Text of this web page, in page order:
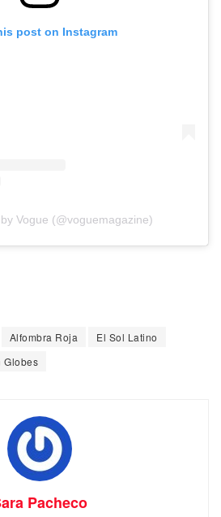
post on Instagram
Vogue (@voguemagazine)
Alfombra Roja
El Sol Latino
Globes
Pacheco